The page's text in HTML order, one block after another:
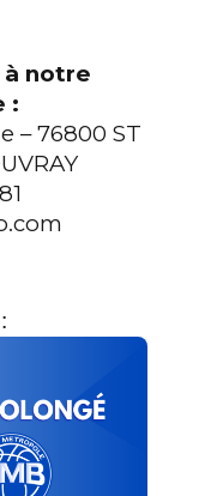
notre
:
– 76800 ST